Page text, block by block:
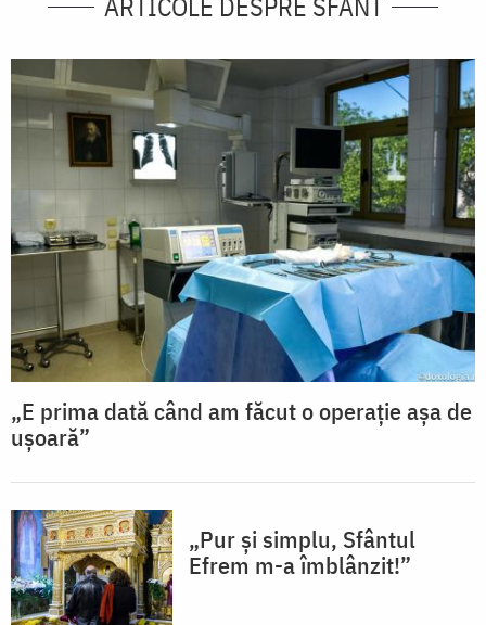
ARTICOLE DESPRE SFÂNT
„E prima dată când am făcut o operație așa de
ușoară”
„Pur și simplu, Sfântul
Efrem m-a îmblânzit!”